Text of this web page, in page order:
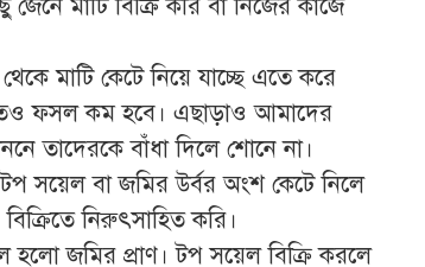
মাটি বিক্রি করি বা নিজের কাজে
মাটি কেটে নিয়ে যাচ্ছে এতে করে
ফসল কম হবে। এছাড়াও আমাদের
তাদেরকে বাঁধা দিলে শোনে না।
সয়েল বা জমির উর্বর অংশ কেটে নিলে
নিরুৎসাহিত করি।
হলো জমির প্রাণ। টপ সয়েল বিক্রি করলে